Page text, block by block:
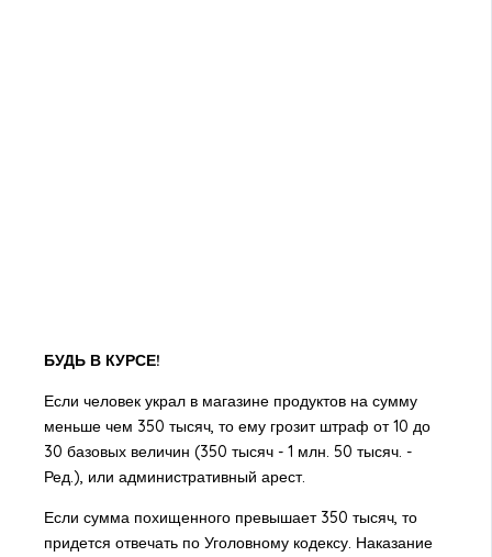
БУДЬ В КУРСЕ!
Если человек украл в магазине продуктов на сумму
меньше чем 350 тысяч, то ему грозит штраф от 10 до
30 базовых величин (350 тысяч - 1 млн. 50 тысяч. -
Ред.), или административный арест.
Если сумма похищенного превышает 350 тысяч, то
придется отвечать по Уголовному кодексу. Наказание